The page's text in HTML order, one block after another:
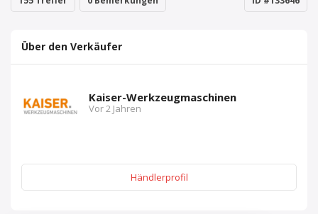
Über den Verkäufer
Kaiser-Werkzeugmaschinen
Vor 2 Jahren
Händlerprofil